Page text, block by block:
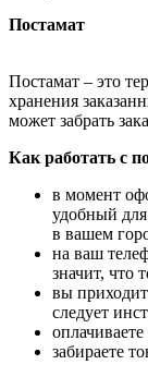
Постамат
Постамат – это
хранения
может забрать
Как работать с
в момент
удобный для
в вашем
на ваш
значит, что
вы
следует
забираете